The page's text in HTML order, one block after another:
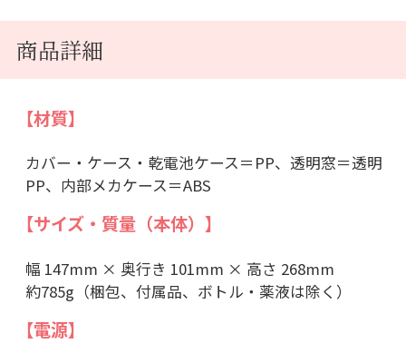
商品詳細
【材質】
カバー・ケース・乾電池ケース＝PP、透明窓＝透明
PP、内部メカケース＝ABS
【サイズ・質量（本体）】
幅 147mm × 奥行き 101mm × 高さ 268mm
約785g（梱包、付属品、ボトル・薬液は除く）
【電源】